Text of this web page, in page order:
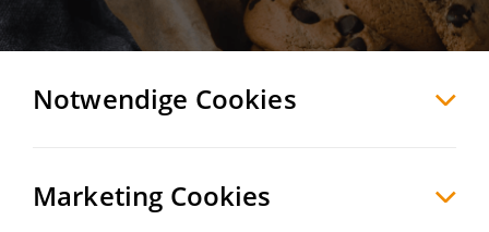
Notwendige Cookies
Marketing Cookies